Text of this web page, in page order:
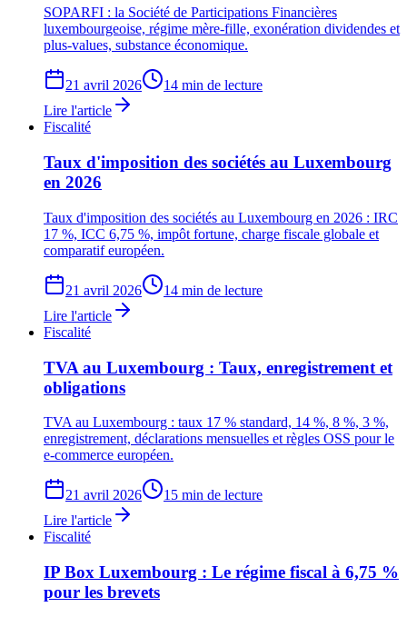
SOPARFI : la Société de Participations Financières
luxembourgeoise, régime mère-fille, exonération dividendes et
plus-values, substance économique.
21 avril 2026
14 min de lecture
Lire l'article
Fiscalité
Taux d'imposition des sociétés au Luxembourg
en 2026
Taux d'imposition des sociétés au Luxembourg en 2026 : IRC
17 %, ICC 6,75 %, impôt fortune, charge fiscale globale et
comparatif européen.
21 avril 2026
14 min de lecture
Lire l'article
Fiscalité
TVA au Luxembourg : Taux, enregistrement et
obligations
TVA au Luxembourg : taux 17 % standard, 14 %, 8 %, 3 %,
enregistrement, déclarations mensuelles et règles OSS pour le
e-commerce européen.
21 avril 2026
15 min de lecture
Lire l'article
Fiscalité
IP Box Luxembourg : Le régime fiscal à 6,75 %
pour les brevets